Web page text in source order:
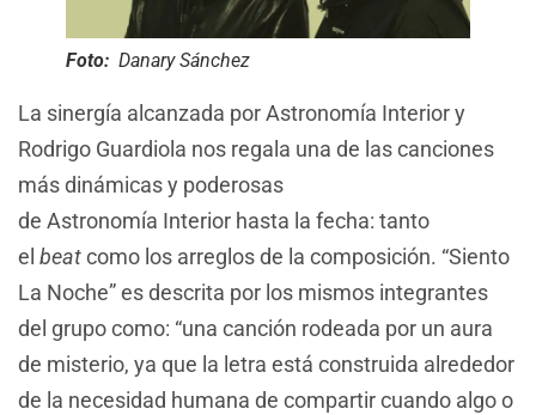
Foto: Danary Sánchez
La sinergía alcanzada por Astronomía Interior y
Rodrigo Guardiola nos regala una de las canciones
más dinámicas y poderosas
de Astronomía Interior hasta la fecha: tanto
el beatcomo los arreglos de la composición. “Siento
La Noche” es descrita por los mismos integrantes
del grupo como: “una canción rodeada por un aura
de misterio, ya que la letra está construida alrededor
de la necesidad humana de compartir cuando algo o